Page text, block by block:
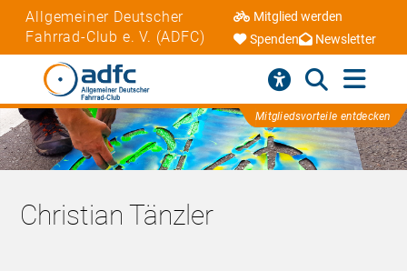
Allgemeiner Deutscher
Fahrrad-Club e. V. (ADFC)
Mitglied werden
Spenden
Newsletter
Mitgliedsvorteile entdecken
Christian Tänzler